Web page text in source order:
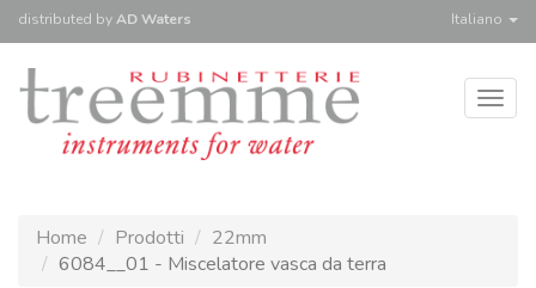
distributed byAD Waters Italiano
Home Prodotti
22mm
6084__01 - Miscelatore vasca da terra